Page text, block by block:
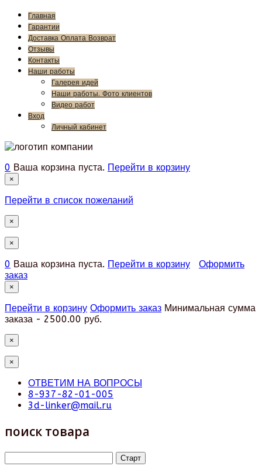
Главная
Гарантии
Доставка Оплата Возврат
Отзывы
Контакты
Наши работы
Галерея идей
Наши работы. Фото клиентов
Видео работ
Вход
Личный кабинет
0 Ваша корзина пуста. Перейти в корзину
×
Перейти в список пожеланий
×
×
0 Ваша корзина пуста. Перейти в корзину
Оформить
заказ
×
Перейти в корзину Оформить заказ Минимальная сумма
заказа - 2500.00 руб.
×
×
ОТВЕТИМ НА ВОПРОСЫ
8-937-82-01-005
3d-linker@mail.ru
поиск товара